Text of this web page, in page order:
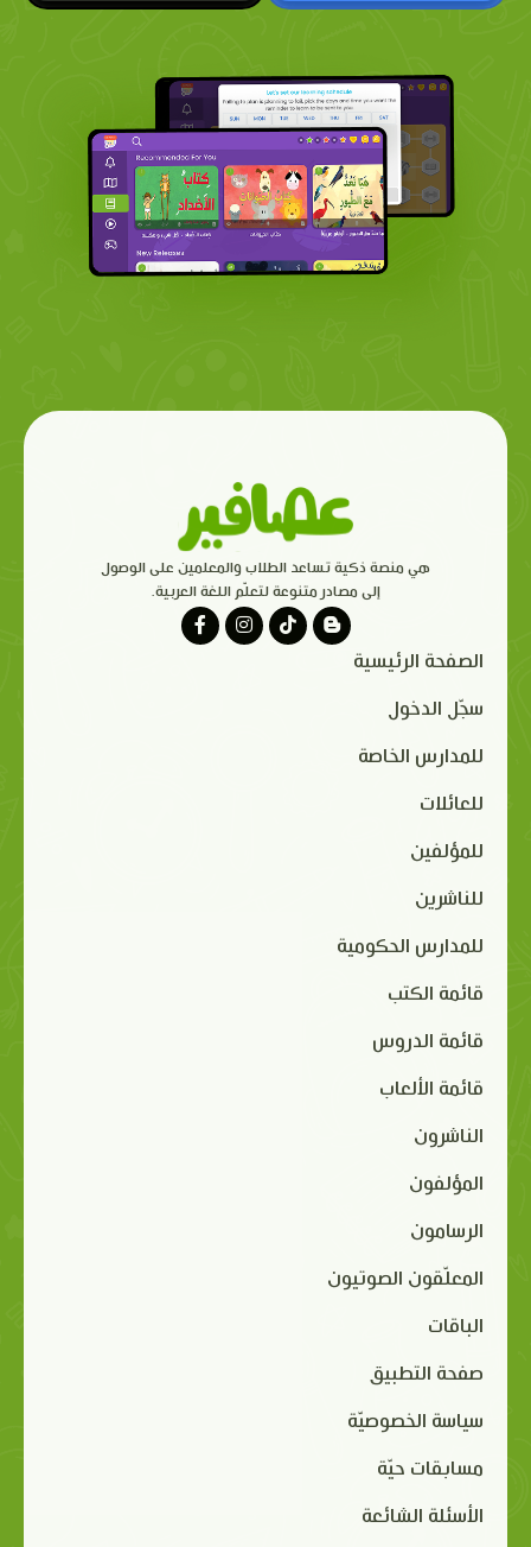
هي منصة ذكية تساعد الطلاب والمعلمين على الوصول
إلى مصادر متنوعة لتعلّم اللغة العربية.
الصفحة الرئيسية
سجّل الدخول
للمدارس الخاصة
للعائلات
للمؤلفين
للناشرين
للمدارس الحكومية
قائمة الكتب
قائمة الدروس
قائمة الألعاب
الناشرون
المؤلفون
الرسامون
المعلّقون الصوتيون
الباقات
صفحة التطبيق
سياسة الخصوصيّة
مسابقات حيّة
الأسئلة الشائعة